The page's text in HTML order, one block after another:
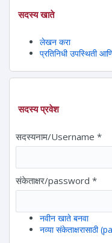
सदस्य खाते
लेखन करा
प्रतिनिधी उपस्थिती
सदस्य प्रवेश
सदस्यनाम/Username *
संकेताक्षर/password *
नवीन खाते बनवा
नव्या संकेताक्षरासाठी